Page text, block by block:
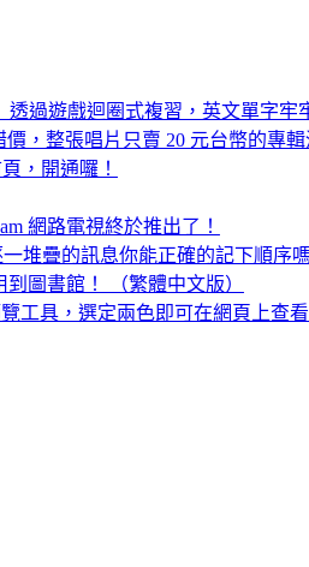
透過遊戲迴圈式複習，英文單字牢
價，整張唱片只賣 20 元台幣的專
，開通囉！
網路電視終於推出了！
一堆疊的訊息你能正確的記下順序
圖書館！ （繁體中文版）
覽工具，選定兩色即可在網頁上查